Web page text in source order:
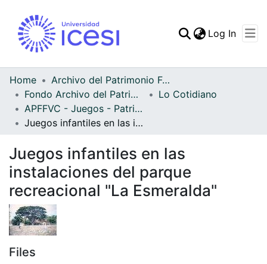
Statistics
Log In
Home
Archivo del Patrimonio Fotográfico y Fílmico del Valle del Cauca
Fondo Archivo del Patrimonio Fotográfico y Fílmico del Valle del Cauca
Lo Cotidiano
APFFVC - Juegos - Patrimonial
Juegos infantiles en las instalaciones del parque recreacional "La Esmeralda"
Juegos infantiles en las
instalaciones del parque
recreacional "La Esmeralda"
Files